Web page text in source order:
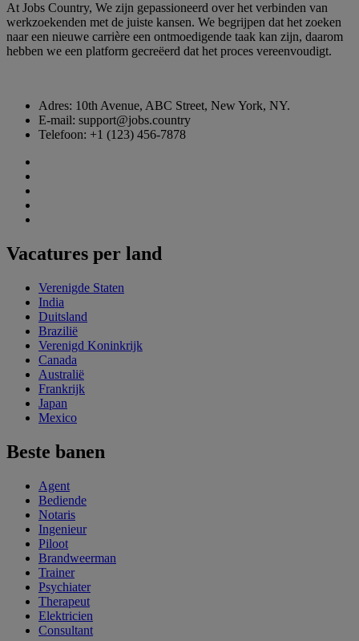
At Jobs Country, We zijn gepassioneerd over het verbinden van
werkzoekenden met de juiste kansen. We begrijpen dat het zoeken
naar een nieuwe carrière een ontmoedigende taak kan zijn, daarom
hebben we een platform gecreëerd dat het proces vereenvoudigt.
Adres: 10th Avenue, ABC Street, New York, NY.
E-mail: support@jobs.country
Telefoon: +1 (123) 456-7878
Vacatures per land
Verenigde Staten
India
Duitsland
Brazilië
Verenigd Koninkrijk
Canada
Australië
Frankrijk
Japan
Mexico
Beste banen
Agent
Bediende
Notaris
Ingenieur
Piloot
Brandweerman
Trainer
Psychiater
Therapeut
Elektricien
Consultant